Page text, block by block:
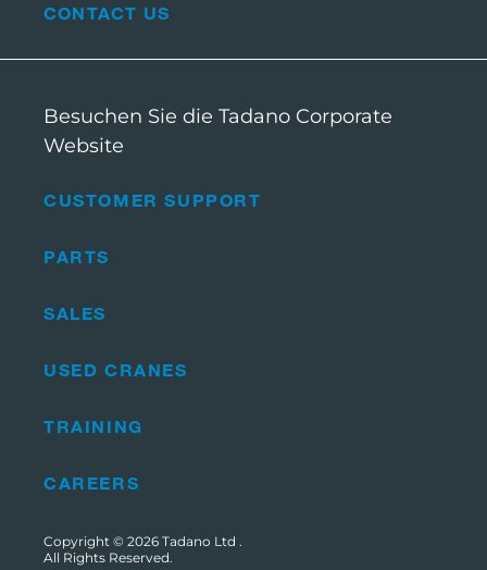
CUSTOMER SUPPORT
PARTS
SALES
USED CRANES
TRAINING
CAREERS
CONTACT US
Besuchen Sie die Tadano Corporate
Website
Copyright © 2026 Tadano Ltd .
All Rights Reserved.